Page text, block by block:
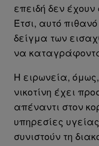
επειδή δεν
Έτσι, αυτό
δείγμα των
να
Η ειρωνεία,
νικοτίνη έχει
απέναντι στον
υπηρεσίες
συνιστούν τη